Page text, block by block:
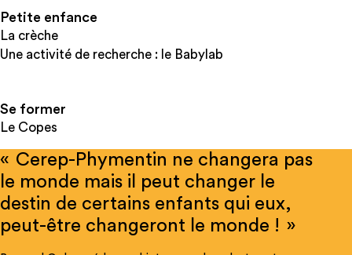
Petite enfance
La crèche
Une activité de recherche : le Babylab
Se former
Le Copes
« Cerep-Phymentin ne changera pas
le monde mais il peut changer le
destin de certains enfants qui eux,
peut-être changeront le monde ! »